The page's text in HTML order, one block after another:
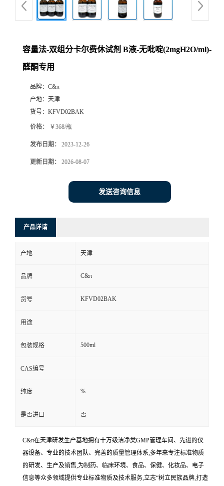
容量法-双组分卡尔费休试剂 B液-无吡啶(2mgH2O/ml)-
醛酮专用
品牌： C&π
产地： 天津
货号： KFVD02BAK
价格： ￥368/瓶
发布日期： 2023-12-26
更新日期： 2026-08-07
发送咨询信息
产品详请
产地 天津
品牌 C&π
货号 KFVD02BAK
用途
包装规格 500ml
CAS编号
纯度 %
是否进口 否
C&π在天津研发生产基地拥有十万级洁净类GMP管理车间、先进的仪
器设备、专业的技术团队、完善的质量管理体系,多年来专注标准物质
的研发、生产及销售,为制药、临床环境、食品、保健、化妆品、电子
信息等众多领域提供专业标准物质及技术服务,立志“树立民族品牌,打造